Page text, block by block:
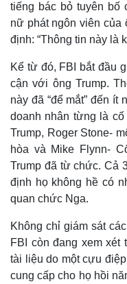
Kinh tế
tiếng bác bỏ tuyên bố
nữ phát ngôn viên của
định: “Thông tin này là
Kể từ đó, FBI bắt đầu
cận với ông Trump.
này đã “để mắt” đến ít
doanh nhân từng là
Trump, Roger Stone-
hòa và Mike Flynn-
Trump đã từ chức. Cả
định họ không hề có
quan chức Nga.
Không chỉ giám sát
FBI còn đang xem xét
tài liệu do một cựu
cung cấp cho họ hồi